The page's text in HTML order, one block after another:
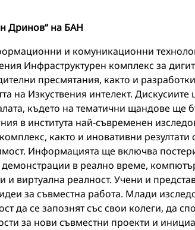
Дринов“ на БАН
и комуникационни
Инфраструктурен комплекс за
пресмятания, както и
на Изкуствения интелект.
където на тематични щандове ще
в института най-съвременен
както и иновативни резултати
Информацията ще включва
в реално време,
и виртуална реалност. Учени и
за съвместна работа. Млади
да се запознят със свои колеги, да
за нови съвместни проекти и